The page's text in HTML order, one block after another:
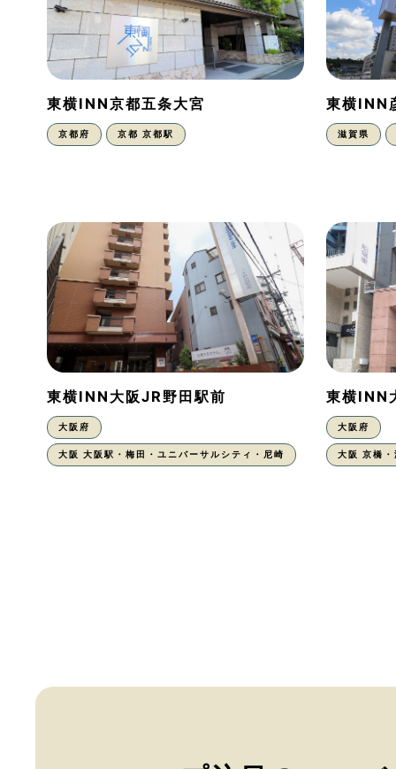
東横INN京都五条大宮
京都府 京都 京都駅
東横INN
滋賀県
東横INN大阪JR野田駅前
大阪府
大阪 大阪駅・梅田・ユニバーサルシティ・尼崎
東横INN
大阪府
大阪 京橋